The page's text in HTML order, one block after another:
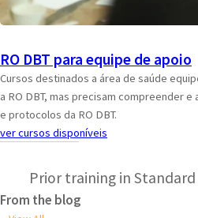
RO DBT para equipe de apoio
Cursos destinados a área de saúde
a RO DBT, mas precisam compreender
e protocolos da RO DBT.
ver cursos disponíveis
Prior training in Standard
From the blog